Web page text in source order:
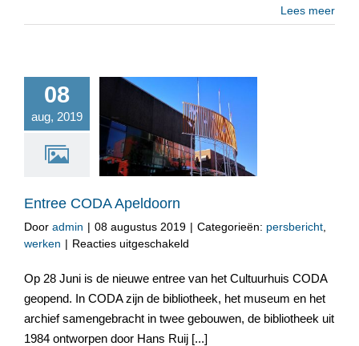
Lees meer
08
aug, 2019
Entree CODA Apeldoorn
Entree CODA Apeldoorn
Door admin | 08 augustus 2019 | Categorieën: persbericht
werken | Reacties uitgeschakeld
CODA
Apeldoorn
Op 28 Juni is de nieuwe entree van het Cultuurhuis CODA
geopend. In CODA zijn de bibliotheek, het museum en het
archief samengebracht in twee gebouwen, de bibliotheek uit
1984 ontworpen door Hans Ruij [...]